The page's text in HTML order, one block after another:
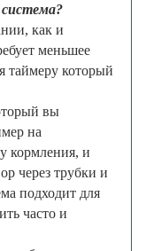
как и
меньшее
таймеру который
вы
на
кормления, и
через трубки и
подходит для
часто и